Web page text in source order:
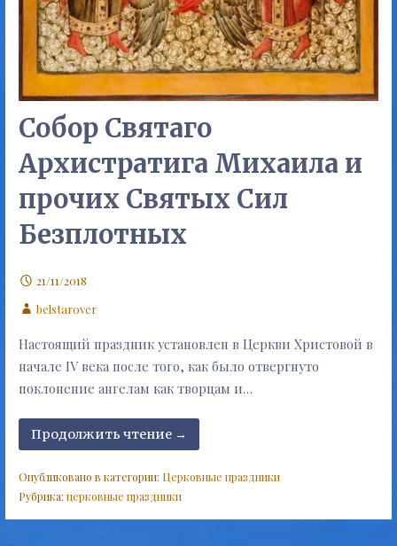
Собор Святаго
Архистратига Михаила и
прочих Святых Сил
Безплотных
21/11/2018
belstarover
Настоящий праздник установлен в Церкви Христовой в
начале IV века после того, как было отвергнуто
поклонение ангелам как творцам и…
Продолжить чтение →
Опубликовано в категории: Церковные праздники
Рубрика: церковные праздники